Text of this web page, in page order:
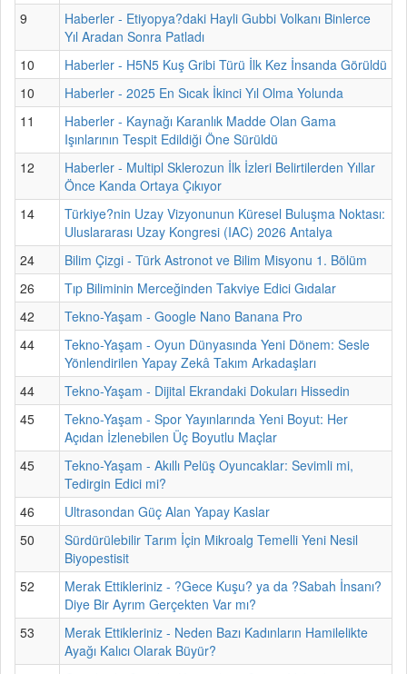
9
Haberler - Etiyopya?daki Hayli Gubbi Volkanı Binlerce
Yıl Aradan Sonra Patladı
10
Haberler - H5N5 Kuş Gribi Türü İlk Kez İnsanda Görüldü
10
Haberler - 2025 En Sıcak İkinci Yıl Olma Yolunda
11
Haberler - Kaynağı Karanlık Madde Olan Gama
Işınlarının Tespit Edildiği Öne Sürüldü
12
Haberler - Multipl Sklerozun İlk İzleri Belirtilerden Yıllar
Önce Kanda Ortaya Çıkıyor
14
Türkiye?nin Uzay Vizyonunun Küresel Buluşma Noktası:
Uluslararası Uzay Kongresi (IAC) 2026 Antalya
24
Bilim Çizgi - Türk Astronot ve Bilim Misyonu 1. Bölüm
26
Tıp Biliminin Merceğinden Takviye Edici Gıdalar
42
Tekno-Yaşam - Google Nano Banana Pro
44
Tekno-Yaşam - Oyun Dünyasında Yeni Dönem: Sesle
Yönlendirilen Yapay Zekâ Takım Arkadaşları
44
Tekno-Yaşam - Dijital Ekrandaki Dokuları Hissedin
45
Tekno-Yaşam - Spor Yayınlarında Yeni Boyut: Her
Açıdan İzlenebilen Üç Boyutlu Maçlar
45
Tekno-Yaşam - Akıllı Pelüş Oyuncaklar: Sevimli mi,
Tedirgin Edici mi?
46
Ultrasondan Güç Alan Yapay Kaslar
50
Sürdürülebilir Tarım İçin Mikroalg Temelli Yeni Nesil
Biyopestisit
52
Merak Ettikleriniz - ?Gece Kuşu? ya da ?Sabah İnsanı?
Diye Bir Ayrım Gerçekten Var mı?
53
Merak Ettikleriniz - Neden Bazı Kadınların Hamilelikte
Ayağı Kalıcı Olarak Büyür?